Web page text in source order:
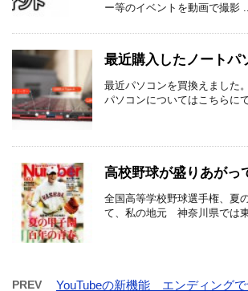
ー等のイベントを動画で撮影 ...
最近購入したノート
最近パソコンを買換えました
パソコンについてはこちらに
高校野球が盛りあがっ
全国高等学校野球選手権、夏
て、私の地元 神奈川県では東
PREV
YouTubeの新機能 エンディングで